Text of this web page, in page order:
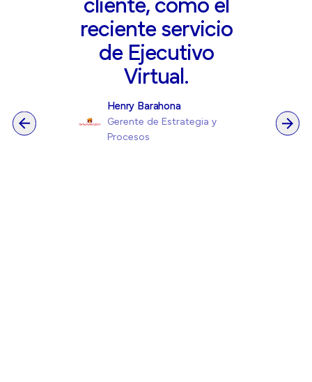
cliente, como el
reciente servicio
de Ejecutivo
Virtual.
Henry Barahona
Gerente de Estrategia y
Procesos